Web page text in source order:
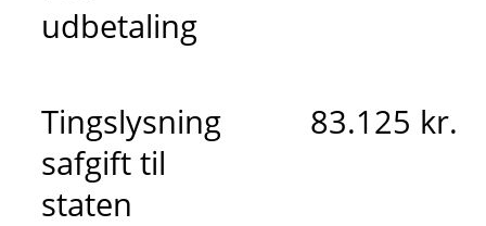
udbetaling
Tingslysning
safgift til
staten
83.125 kr.